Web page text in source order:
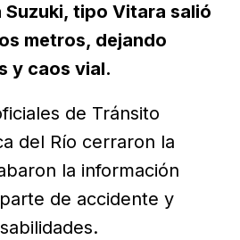
Suzuki, tipo Vitara salió
metros, dejando
y caos vial.
de Tránsito
del Río cerraron la
la información
de accidente y